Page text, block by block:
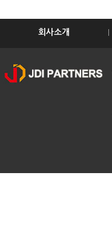
회사소개